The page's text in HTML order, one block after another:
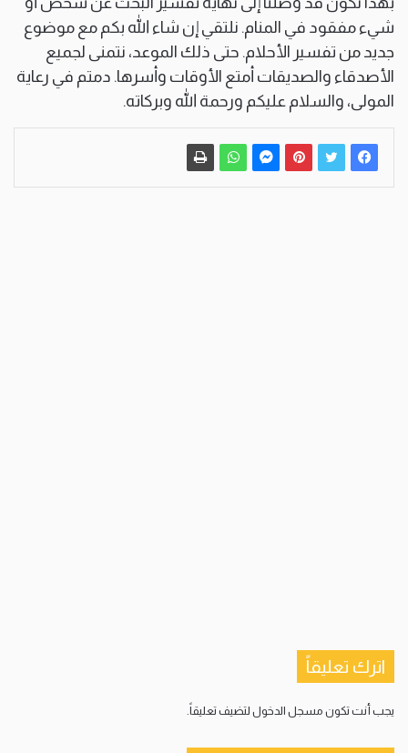
شيء مفقود في المنام. نلتقي إن شاء الله بكم مع موضوع
جديد من تفسير الأحلام. حتى ذلك الموعد، نتمنى لجميع
الأصدقاء والصديقات أمتع الأوقات وأسرها. دمتم في رعاية
المولى، والسلام عليكم ورحمة الله وبركاته.
اترك تعليقاً
يجب أنت تكون مسجل الدخول لتضيف تعليقاً.